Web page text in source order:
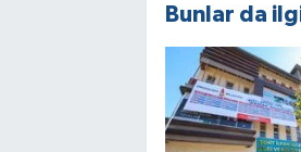
Bunlar da